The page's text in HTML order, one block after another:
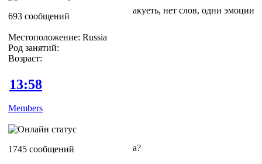
693 сообщений
Местоположение: Russia
Род занятий:
Возраст:
акуеть, нет слов, одни эмоции
13:58
Members
1745 сообщений а?